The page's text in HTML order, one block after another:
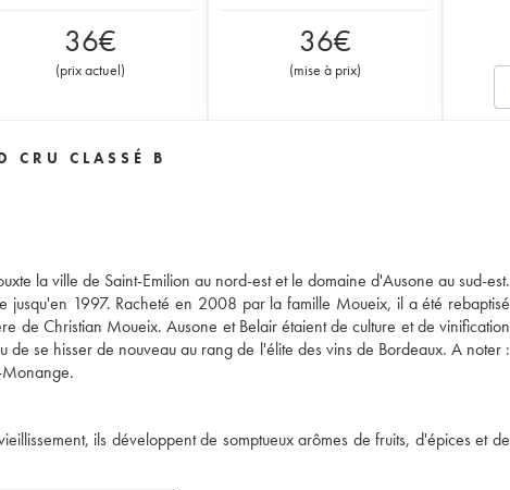
36€
(prix actuel)
36€
(mise à prix)
CRU CLASSÉ B
la ville de Saint-Emilion au nord-est et le domaine d'Ausone au sud-est.
jusqu'en 1997. Racheté en 2008 par la famille Moueix, il a été rebaptisé
Christian Moueix. Ausone et Belair étaient de culture et de vinification
se hisser de nouveau au rang de l'élite des vins de Bordeaux. A noter :
ils développent de somptueux arômes de fruits, d'épices et de